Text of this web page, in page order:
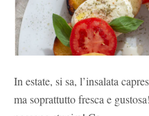
In estate, si sa, l’insalata
ma soprattutto fresca e